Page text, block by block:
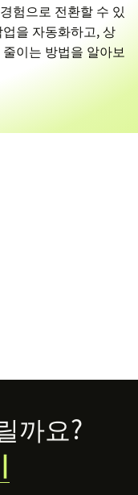
험으로 전환할 수 있
을 자동화하고, 상
이는 방법을 알아보
까요?